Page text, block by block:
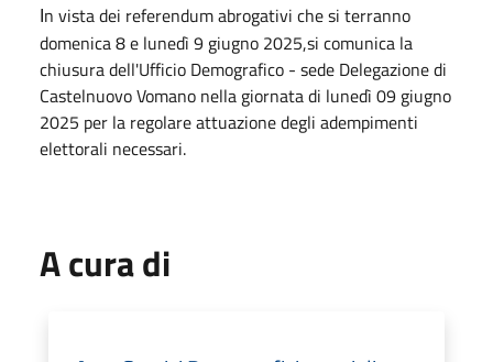
n vista dei referendum abrogativi che si terranno
domenica 8 e lunedì 9 giugno 2025,si comunica la
chiusura dell'Ufficio Demografico - sede Delegazione di
Castelnuovo Vomano nella giornata di lunedì 09 giugno
2025 per la regolare attuazione degli adempimenti
elettorali necessari.
A cura di